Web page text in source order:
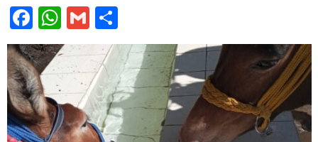
Facebook
WhatsApp
Gmail